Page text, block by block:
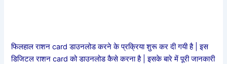
फिलहाल राशन card डाउनलोड करने के प्रक्रिया शुरू कर दी गयी है | इस
डिजिटल राशन card को डाउनलोड कैसे करना है | इसके बारे में पूरी जानकारी